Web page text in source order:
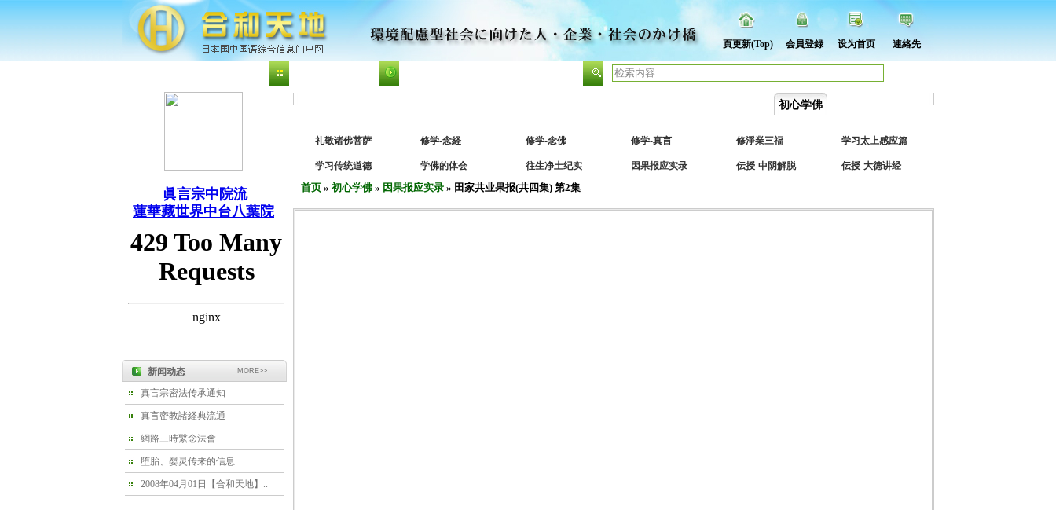
頁更新(Top) 会員登録 设为首页 連絡先
初心学佛
礼敬诸佛菩萨 修学-念経 修学-念佛 修学-真言 修淨業三福 学习太上感应篇
学习传统道德 学佛的体会 往生净土纪实 因果报应实录 伝授-中阴解脱 伝授-大德讲经
首页 » 初心学佛 » 因果报应实录 » 田家共业果报(共四集) 第2集
眞言宗中院流
蓮華藏世界中台八葉院
新闻动态 MORE>>
真言宗密法传承通知
真言密教諸経典流通
網路三時繫念法會
堕胎、婴灵传来的信息
2008年04月01日【合和天地】..